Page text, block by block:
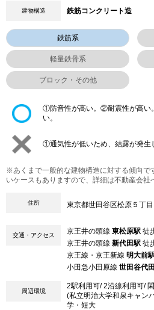
建物構造 鉄筋コンクリート造
鉄筋系
軽量鉄骨系
ブロック・その他
①防音性が高い。②耐震性が高い
い。
①通気性が低いため、結露が発生
※あくまで一般的な建物構造に対する傾向で
いケースもありますので、詳細は不動産会社
住所 東京都世田谷区松原５丁目
交通・アクセス 京王井の頭線 東松原駅 徒
京王井の頭線 新代田駅 徒
京王線・京王新線 明大前
小田急小田原線 世田谷代
周辺環境
2駅利用可/ 2沿線利用可/
(私立明治大学和泉キャン
学・短大